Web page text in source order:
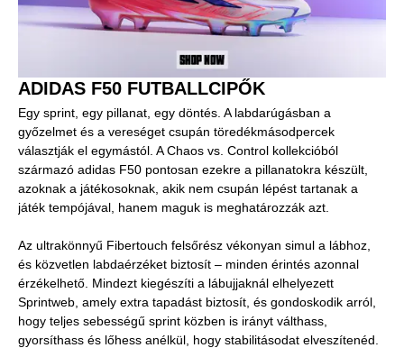
ADIDAS F50 FUTBALLCIPŐK
Egy sprint, egy pillanat, egy döntés. A labdarúgásban a
győzelmet és a vereséget csupán töredékmásodpercek
választják el egymástól. A Chaos vs. Control kollekcióból
származó adidas F50 pontosan ezekre a pillanatokra készült,
azoknak a játékosoknak, akik nem csupán lépést tartanak a
játék tempójával, hanem maguk is meghatározzák azt.
Az ultrakönnyű Fibertouch felsőrész vékonyan simul a lábhoz,
és közvetlen labdaérzéket biztosít – minden érintés azonnal
érzékelhető. Mindezt kiegészíti a lábujjaknál elhelyezett
Sprintweb, amely extra tapadást biztosít, és gondoskodik arról,
hogy teljes sebességű sprint közben is irányt válthass,
gyorsíthass és lőhess anélkül, hogy stabilitásodat elveszítenéd.